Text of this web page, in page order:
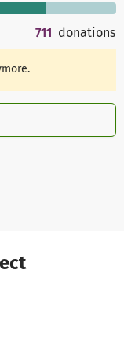
711 donations